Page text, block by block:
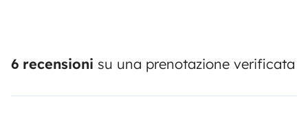
6 recensioni su una prenotazione verificata